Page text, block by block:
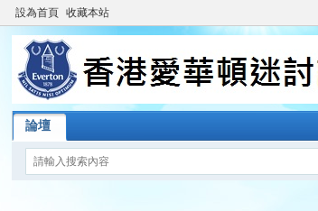
設為首頁 收藏本站
論壇